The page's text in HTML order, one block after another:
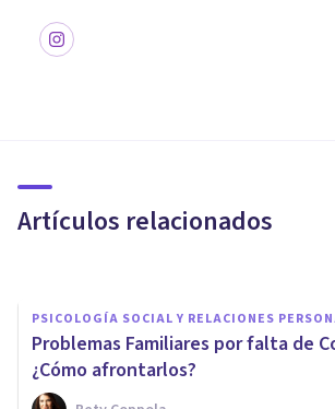
Artículos relacionados
familiares
PSICOLOGÍA SOCIAL Y RELACIONES
Problemas Familiares por falta de
¿Cómo afrontarlos?